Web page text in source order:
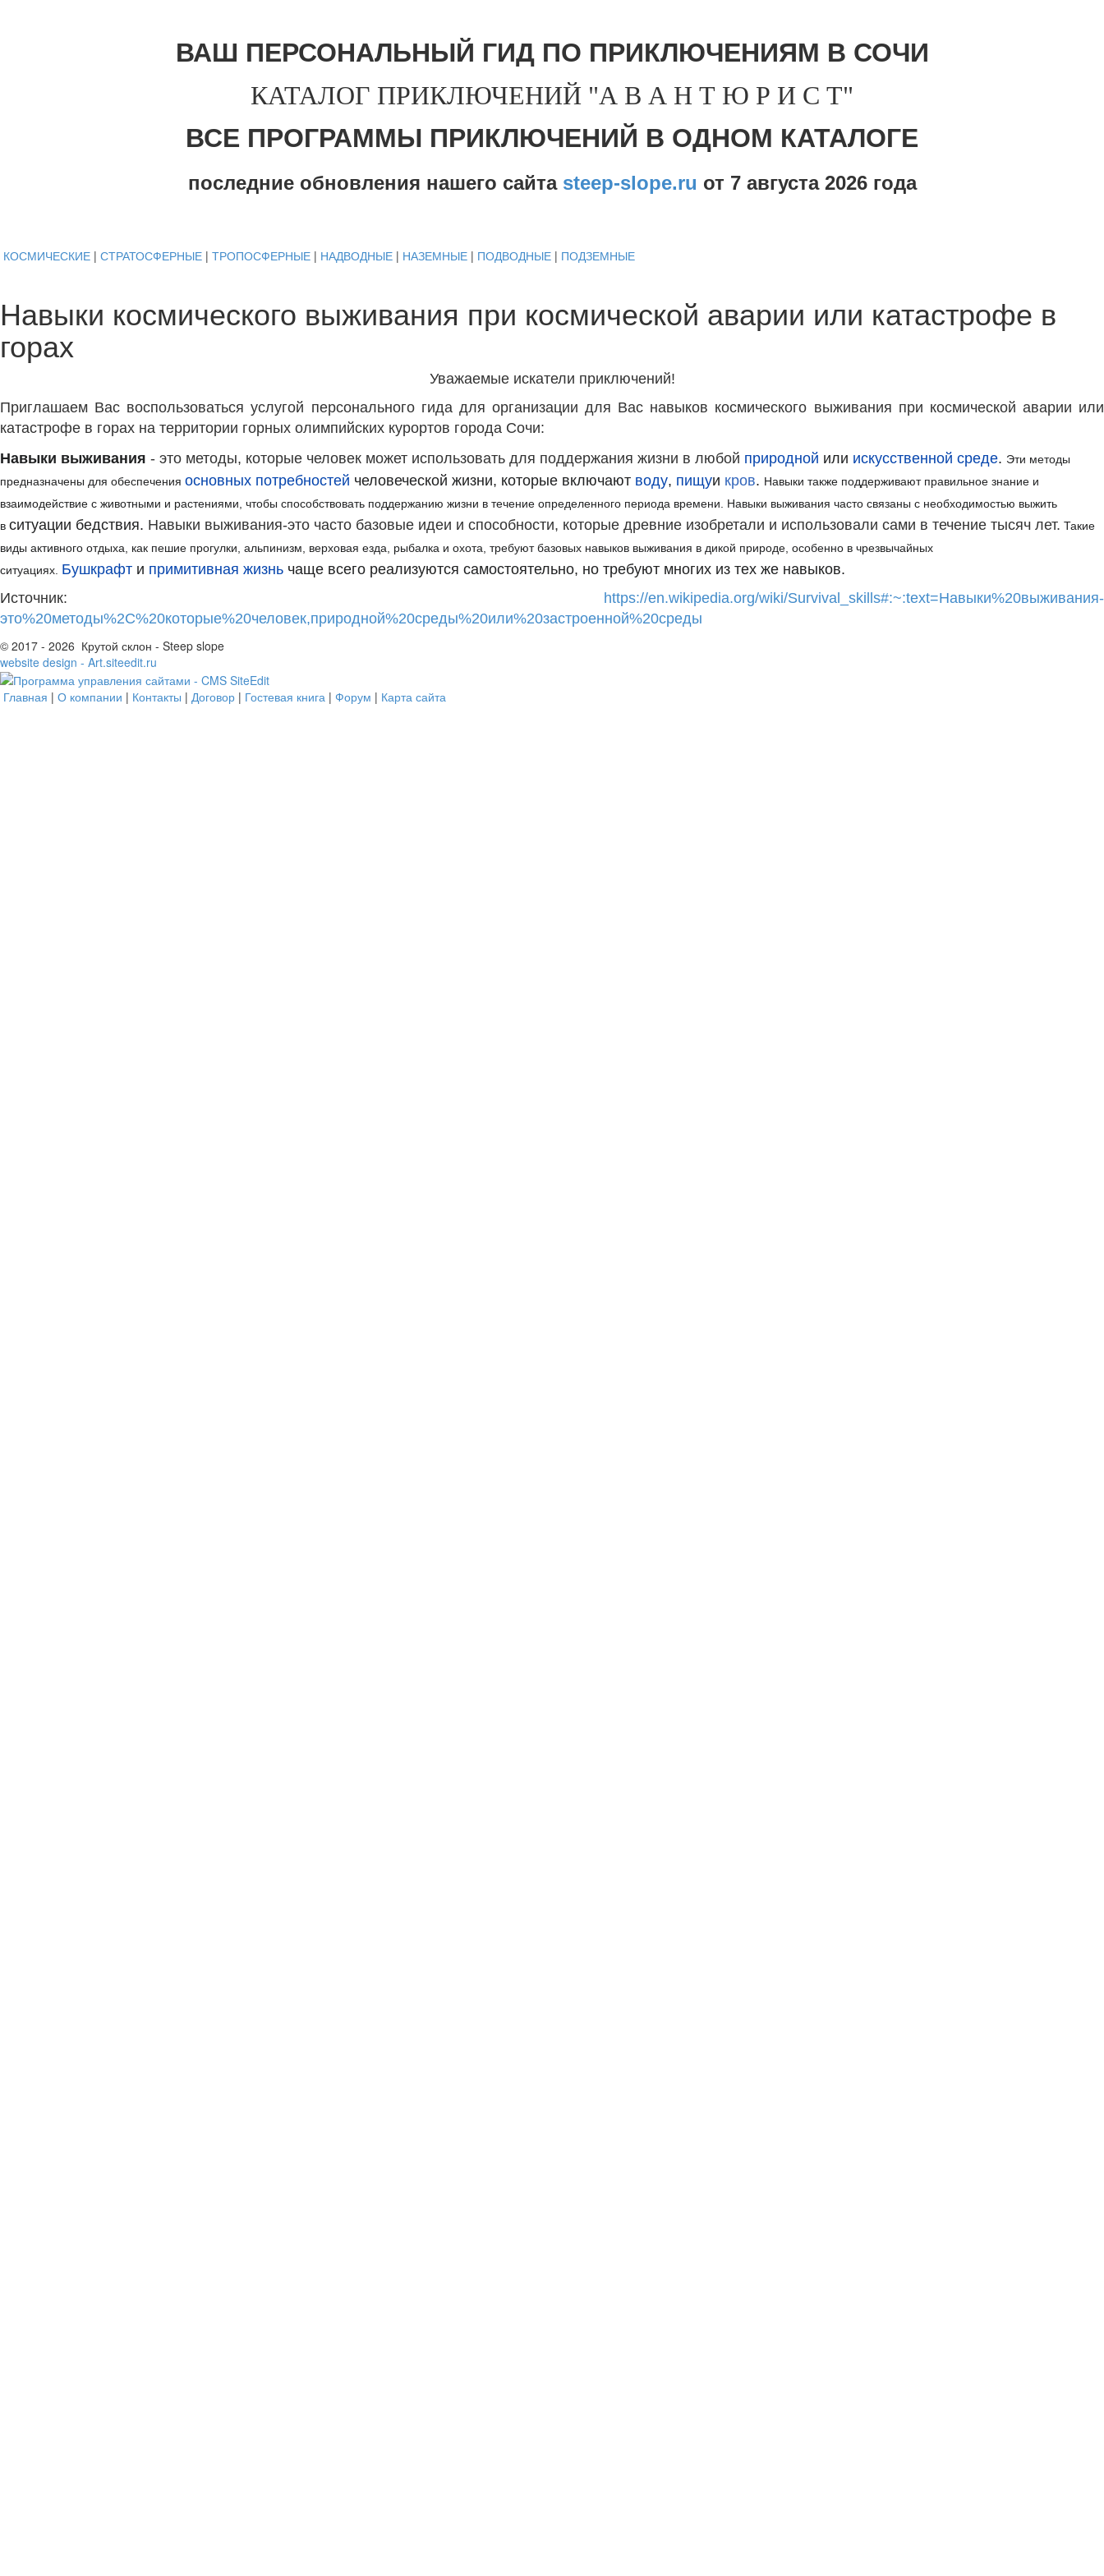
ВАШ ПЕРСОНАЛЬНЫЙ ГИД ПО ПРИКЛЮЧЕНИЯМ В СОЧИ
КАТАЛОГ ПРИКЛЮЧЕНИЙ "А В А Н Т Ю Р И С Т"
ВСЕ ПРОГРАММЫ ПРИКЛЮЧЕНИЙ В ОДНОМ КАТАЛОГЕ
последние обновления нашего сайта steep-slope.ru от 7 августа 2026 года
КОСМИЧЕСКИЕ | СТРАТОСФЕРНЫЕ | ТРОПОСФЕРНЫЕ | НАДВОДНЫЕ | НАЗЕМНЫЕ | ПОДВОДНЫЕ | ПОДЗЕМНЫЕ
Навыки космического выживания при космической аварии или катастрофе в
горах
Уважаемые искатели приключений!
Приглашаем Вас воспользоваться услугой персонального гида для организации для Вас навыков космического выживания при космической аварии или
катастрофе в горах на территории горных олимпийских курортов города Сочи:
Навыки выживания - это методы, которые человек может использовать для поддержания жизни в любой природной или искусственной среде. Эти методы
предназначены для обеспечения основных потребностей человеческой жизни, которые включают воду, пищуи кров. Навыки также поддерживают правильное знание и
взаимодействие с животными и растениями, чтобы способствовать поддержанию жизни в течение определенного периода времени.
Навыки выживания часто связаны с необходимостью выжить
в ситуации бедствия. Навыки выживания-это часто базовые идеи и способности, которые древние изобретали и использовали сами в течение тысяч лет. Такие
виды активного отдыха, как пешие прогулки, альпинизм, верховая езда, рыбалка и охота, требуют базовых навыков выживания в дикой природе, особенно в чрезвычайных
ситуациях. Бушкрафт и примитивная жизнь чаще всего реализуются самостоятельно, но требуют многих из тех же навыков.
Источник: https://en.wikipedia.org/wiki/Survival_skills#:~:text=Навыки%20выживания-
это%20методы%2C%20которые%20человек,природной%20среды%20или%20застроенной%20среды
© 2017 - 2026 Крутой склон - Steep slope
website design - Art.siteedit.ru
Главная | О компании | Контакты | Договор | Гостевая книга | Форум | Карта сайта